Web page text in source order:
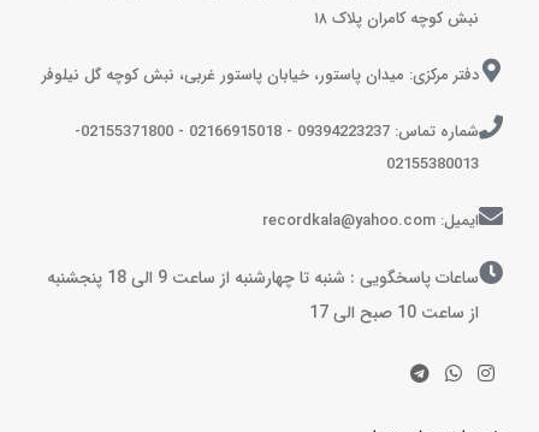
نبش کوچه کامران پلاک ۱۸
دفتر مرکزی: میدان پاستور، خیابان پاستور غربی، نبش کوچه گل نیلوفر
شماره تماس: 09394223237 - 02166915018 - 02155371800-
02155380013
ایمیل: recordkala@yahoo.com
ساعات پاسخگویی : شنبه تا چهارشنبه از ساعت 9 الی 18 پنجشنبه
از ساعت 10 صبح الی 17